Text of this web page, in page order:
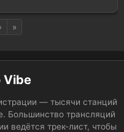
› »
Vibe
— тысячи станций
Большинство трансляций
ведётся трек-лист, чтобы